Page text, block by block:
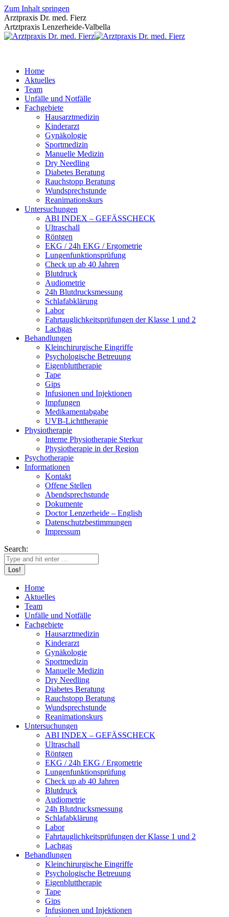
Zum Inhalt springen
Arztpraxis Dr. med. Fierz
Artztpraxis Lenzerheide-Valbella
Home
Aktuelles
Team
Unfälle und Notfälle
Fachgebiete
Hausarztmedizin
Kinderarzt
Gynäkologie
Sportmedizin
Manuelle Medizin
Dry Needling
Diabetes Beratung
Rauchstopp Beratung
Wundsprechstunde
Reanimationskurs
Untersuchungen
ABI INDEX – GEFÄSSCHECK
Ultraschall
Röntgen
EKG / 24h EKG / Ergometrie
Lungenfunktionsprüfung
Check up ab 40 Jahren
Blutdruck
Audiometrie
24h Blutdrucksmessung
Schlafabklärung
Labor
Fahrtauglichkeitsprüfungen der Klasse 1 und 2
Lachgas
Behandlungen
Kleinchirurgische Eingriffe
Psychologische Betreuung
Eigenbluttherapie
Tape
Gips
Infusionen und Injektionen
Impfungen
Medikamentabgabe
UVB-Lichttherapie
Physiotherapie
Interne Physiotherapie Sterkur
Physiotherapie in der Region
Psychotherapie
Informationen
Kontakt
Offene Stellen
Abendsprechstunde
Dokumente
Doctor Lenzerheide – English
Datenschutzbestimmungen
Impressum
Search:
Home
Aktuelles
Team
Unfälle und Notfälle
Fachgebiete
Hausarztmedizin
Kinderarzt
Gynäkologie
Sportmedizin
Manuelle Medizin
Dry Needling
Diabetes Beratung
Rauchstopp Beratung
Wundsprechstunde
Reanimationskurs
Untersuchungen
ABI INDEX – GEFÄSSCHECK
Ultraschall
Röntgen
EKG / 24h EKG / Ergometrie
Lungenfunktionsprüfung
Check up ab 40 Jahren
Blutdruck
Audiometrie
24h Blutdrucksmessung
Schlafabklärung
Labor
Fahrtauglichkeitsprüfungen der Klasse 1 und 2
Lachgas
Behandlungen
Kleinchirurgische Eingriffe
Psychologische Betreuung
Eigenbluttherapie
Tape
Gips
Infusionen und Injektionen